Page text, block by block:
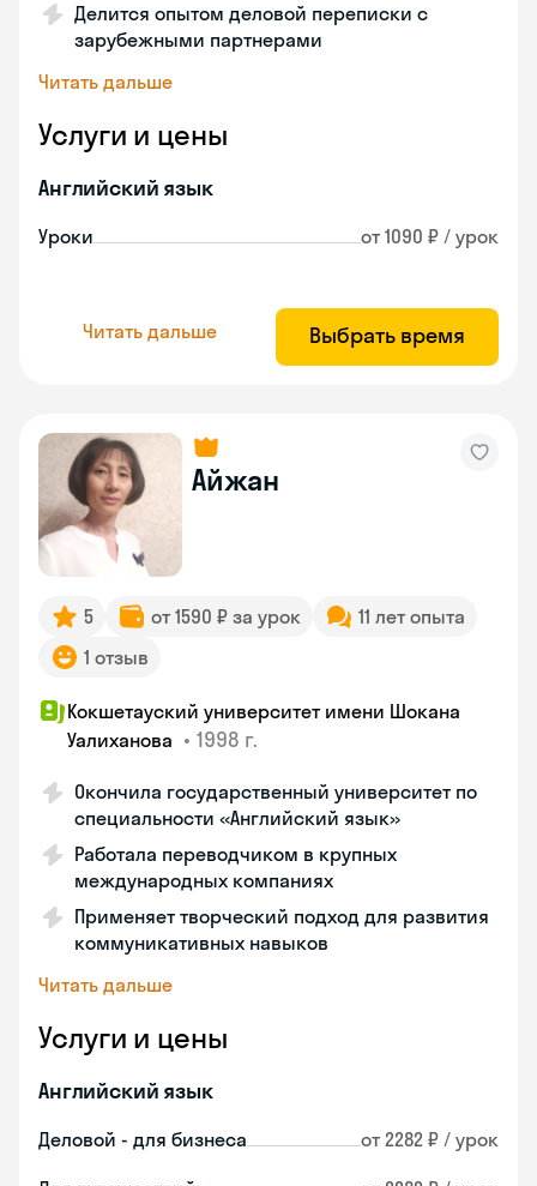
Делится опытом деловой переписки с
зарубежными партнерами
Читать дальше
Услуги и цены
Английский язык
Уроки от 1090 ₽ / урок
Читать дальше Выбрать время
Айжан
5 от 1590 ₽ за урок
11 лет опыта
1 отзыв
Кокшетауский университет имени Шокана
Уалиханова • 1998 г.
Окончила государственный университет по
специальности «Английский язык»
Работала переводчиком в крупных
международных компаниях
Применяет творческий подход для развития
коммуникативных навыков
Читать дальше
Услуги и цены
Английский язык
Деловой - для бизнеса от 2282 ₽ / урок